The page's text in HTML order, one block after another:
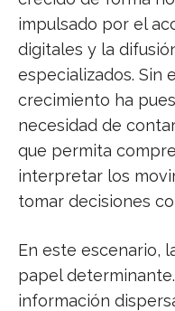
impulsado por el
digitales y la
especializados. Sin
crecimiento ha
necesidad de
que permita
interpretar los
tomar decisiones
En este escenario,
papel
información